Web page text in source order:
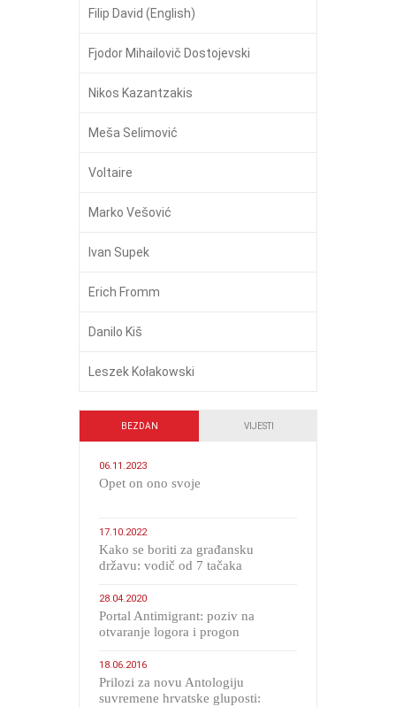
Filip David (English)
Fjodor Mihailovič Dostojevski
Nikos Kazantzakis
Meša Selimović
Voltaire
Marko Vešović
Ivan Supek
Erich Fromm
Danilo Kiš
Leszek Kołakowski
BEZDAN VIJESTI
06.11.2023
​Opet on ono svoje
17.10.2022
Kako se boriti za građansku
državu: vodič od 7 tačaka
28.04.2020
Portal Antimigrant: poziv na
otvaranje logora i progon
18.06.2016
Prilozi za novu Antologiju
suvremene hrvatske gluposti: